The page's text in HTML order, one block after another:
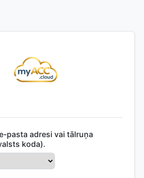
pasta adresi vai tālruņa
koda).